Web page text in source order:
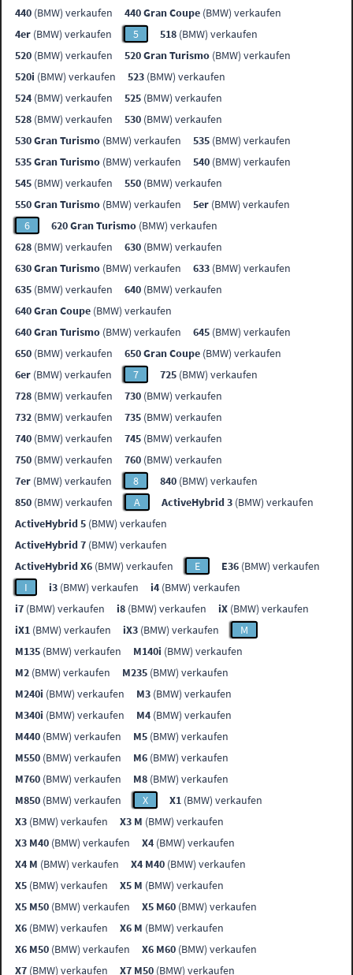
440 (BMW) verkaufen 440 Gran Coupe (BMW) verkaufen
4er (BMW) verkaufen 5 518 (BMW) verkaufen
520 (BMW) verkaufen 520 Gran Turismo (BMW) verkaufen
520i (BMW) verkaufen 523 (BMW) verkaufen
524 (BMW) verkaufen 525 (BMW) verkaufen
528 (BMW) verkaufen 530 (BMW) verkaufen
530 Gran Turismo (BMW) verkaufen 535 (BMW) verkaufen
535 Gran Turismo (BMW) verkaufen 540 (BMW) verkaufen
545 (BMW) verkaufen 550 (BMW) verkaufen
550 Gran Turismo (BMW) verkaufen 5er (BMW) verkaufen
6
620 Gran Turismo (BMW) verkaufen
628 (BMW) verkaufen 630 (BMW) verkaufen
630 Gran Turismo (BMW) verkaufen 633 (BMW) verkaufen
635 (BMW) verkaufen 640 (BMW) verkaufen
640 Gran Coupe (BMW) verkaufen
640 Gran Turismo (BMW) verkaufen 645 (BMW) verkaufen
650 (BMW) verkaufen 650 Gran Coupe (BMW) verkaufen
6er (BMW) verkaufen 7 725 (BMW) verkaufen
728 (BMW) verkaufen 730 (BMW) verkaufen
732 (BMW) verkaufen 735 (BMW) verkaufen
740 (BMW) verkaufen 745 (BMW) verkaufen
750 (BMW) verkaufen 760 (BMW) verkaufen
7er (BMW) verkaufen 8 840 (BMW) verkaufen
850 (BMW) verkaufen A ActiveHybrid 3 (BMW) verkaufen
ActiveHybrid 5 (BMW) verkaufen
ActiveHybrid 7 (BMW) verkaufen
ActiveHybrid X6 (BMW) verkaufen E E36 (BMW) verkaufen
I
i3 (BMW) verkaufen i4 (BMW) verkaufen
i7 (BMW) verkaufen i8 (BMW) verkaufen iX (BMW) verkaufen
iX1 (BMW) verkaufen iX3 (BMW) verkaufen
M
M135 (BMW) verkaufen M140i (BMW) verkaufen
M2 (BMW) verkaufen M235 (BMW) verkaufen
M240i (BMW) verkaufen M3 (BMW) verkaufen
M340i (BMW) verkaufen M4 (BMW) verkaufen
M440 (BMW) verkaufen M5 (BMW) verkaufen
M550 (BMW) verkaufen M6 (BMW) verkaufen
M760 (BMW) verkaufen M8 (BMW) verkaufen
M850 (BMW) verkaufen X X1 (BMW) verkaufen
X3 (BMW) verkaufen X3 M (BMW) verkaufen
X3 M40 (BMW) verkaufen X4 (BMW) verkaufen
X4 M (BMW) verkaufen X4 M40 (BMW) verkaufen
X5 (BMW) verkaufen X5 M (BMW) verkaufen
X5 M50 (BMW) verkaufen X5 M60 (BMW) verkaufen
X6 (BMW) verkaufen X6 M (BMW) verkaufen
X6 M50 (BMW) verkaufen X6 M60 (BMW) verkaufen
X7 (BMW) verkaufen X7 M50 (BMW) verkaufen